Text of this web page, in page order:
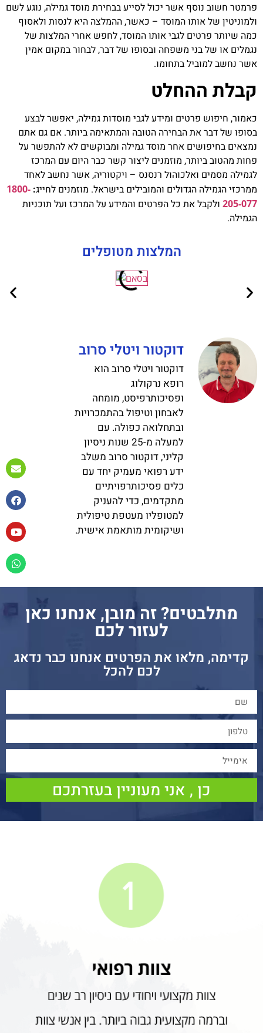
פרמטר חשוב נוסף אשר יכול לסייע בבחירת מוסד גמילה, נוגע לשם
ולמוניטין של אותו המוסד – כאשר, ההמלצה היא לנסות ולאסוף
כמה שיותר פרטים לגבי אותו המוסד, לחפש אחרי המלצות של
נגמלים או של בני משפחה ובסופו של דבר, לבחור במקום אמין
אשר נחשב למוביל בתחומו.
קבלת ההחלט
כאמור, חיפוש פרטים ומידע לגבי מוסדות גמילה, יאפשר לבצע
בסופו של דבר את הבחירה הטובה והמתאימה ביותר. אם גם אתם
נמצאים בחיפושים אחר מוסד גמילה ומבוקשים לא להתפשר על
פחות מהטוב ביותר, מוזמנים ליצור קשר כבר היום עם המרכז
לגמילה מסמים ואלכוהול רנסנס – ויקטוריה, אשר נחשב לאחד
ממרכזי הגמילה הגדולים והמובילים בישראל. מוזמנים לחייג:
1800-
205-077 ולקבל את כל הפרטים והמידע על המרכז ועל תוכניות
הגמילה.
המלצות מטופלים
דוקטור ויטלי סרוב
דוקטור ויטלי סרוב הוא
רופא נרקולוג
ופסיכותרפיסט, מומחה
לאבחון וטיפול בהתמכרויות
ובתחלואה כפולה. עם
למעלה מ-25 שנות ניסיון
קליני, דוקטור סרוב משלב
ידע רפואי מעמיק יחד עם
כלים פסיכותרפויתיים
מתקדמים, כדי להעניק
למטופליו מעטפת טיפולית
ושיקומית מותאמת אישית.
מתלבטים? זה מובן, אנחנו כאן
לעזור לכם
קדימה, מלאו את הפרטים אנחנו כבר נדאג
לכם להכל
כן , אני מעוניין בעזרתכם